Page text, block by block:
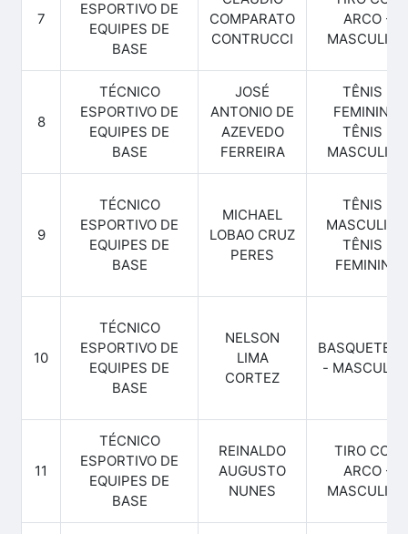
7
ESPORTIVO DE
EQUIPES DE
BASE
COMPARATO
CONTRUCCI
ARCO -
MASCULINO
8
TÉCNICO
ESPORTIVO DE
EQUIPES DE
BASE
JOSÉ
ANTONIO DE
AZEVEDO
FERREIRA
TÊNIS -
FEMININO,
TÊNIS -
MASCULINO
9
TÉCNICO
ESPORTIVO DE
EQUIPES DE
BASE
MICHAEL
LOBAO CRUZ
PERES
TÊNIS -
TÊNIS -
FEMININO
10
TÉCNICO
ESPORTIVO DE
EQUIPES DE
BASE
NELSON
LIMA
CORTEZ
-
11
TÉCNICO
ESPORTIVO DE
EQUIPES DE
BASE
REINALDO
AUGUSTO
NUNES
TIRO COM
ARCO -
MASCULINO